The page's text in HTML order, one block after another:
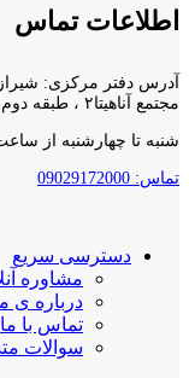
اطلاعات تماس
آدرس دفتر مرکزی:
مجتمع آناهیتا۲ ، طبقه دوم، واحد 56
شنبه تا چهارشنبه از ساعت 8 تا 19 و پنج شنبه ها 8 تا 2 بعد از
تماس: 09029172000
دسترسی سریع
مشاوره
درباره ی
تماس با ما
سوالات